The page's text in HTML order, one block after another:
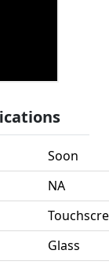
Soon
NA
Glass